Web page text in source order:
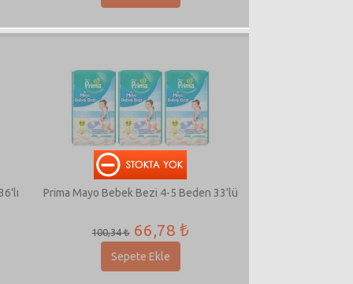
Prima Mayo Bebek Bezi 4-5 Beden 33'lü
100,34 ₺ 66,78 ₺
Sepete Ekle